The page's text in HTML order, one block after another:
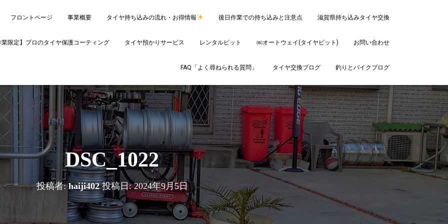
フロントページ 事業概要 タイヤ持ち込みの流れ・お得情報 後日作業での持ち込みと注意点 滋賀県持ち込みタイヤ交換
業限定】プロのタイヤ保護コーティング タイヤ預かりサービス レンタルピット ㈱オートウェイ(タイヤピット) お問い合わせ
FAQ「よく尋ねられる質問」 タイヤ交換ブログ 釣りとバイクブログ
DSC_1022
投稿者:haiji402投稿日:2024年9月5日